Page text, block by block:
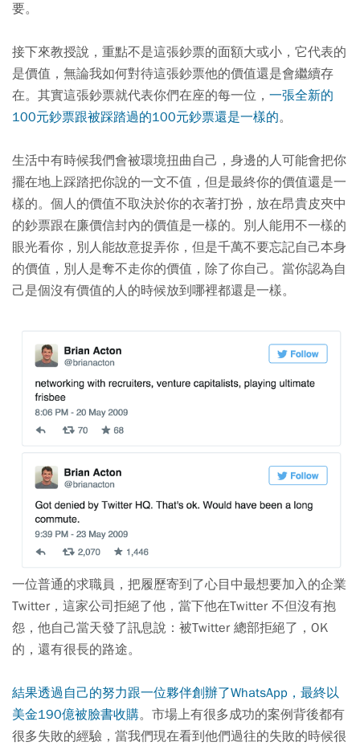
要。
接下來教授說，重點不是這張鈔票的面額大或小，它代表的
是價值，無論我如何對待這張鈔票他的價值還是會繼續存
在。其實這張鈔票就代表你們在座的每一位， 一張全新的
100元鈔票跟被踩踏過的100元鈔票還是一樣的。
生活中有時候我們會被環境扭曲自己，身邊的人可能會把你
擺在地上踩踏把你說的一文不值，但是最終你的價值還是一
樣的。 個人的價值不取決於你的衣著打扮，放在昂貴皮夾中
的鈔票跟在廉價信封內的價值是一樣的。別人能用不一樣的
眼光看你，別人能故意捉弄你，但是千萬不要忘記自己本身
的價值，別人是奪不走你的價值，除了你自己。當你認為自
己是個沒有價值的人的時候放到哪裡都還是一樣。
一位普通的求職員，把履歷寄到了心目中最想要加入的企業
Twitter，這家公司拒絕了他，當下他在Twitter 不但沒有抱
怨，他自己當天發了訊息說：被Twitter 總部拒絕了，OK
的，還有很長的路途。
結果透過自己的努力跟一位夥伴創辦了WhatsApp，最終以
美金190億被臉書收購。市場上有很多成功的案例背後都有
很多失敗的經驗，當我們現在看到他們過往的失敗的時候很